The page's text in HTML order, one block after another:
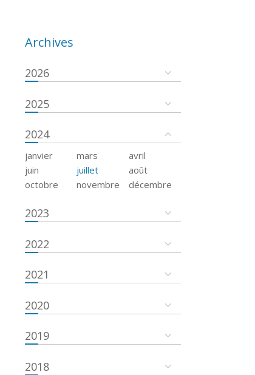
Archives
2026
2025
2024
janvier mars
avril
juin
juillet
août
octobre
novembre décembre
2023
2022
2021
2020
2019
2018